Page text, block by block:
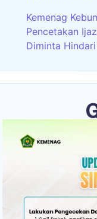
Kemenag
Pencetakan
Diminta